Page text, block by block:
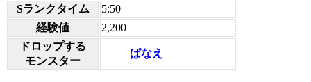
Sランクタイム
5:50
経験値
2,200
ドロップする
モンスター
ぱなえ